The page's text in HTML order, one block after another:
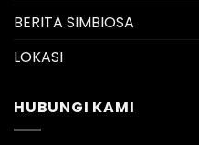
BERITA SIMBIOSA
LOKASI
HUBUNGI KAMI